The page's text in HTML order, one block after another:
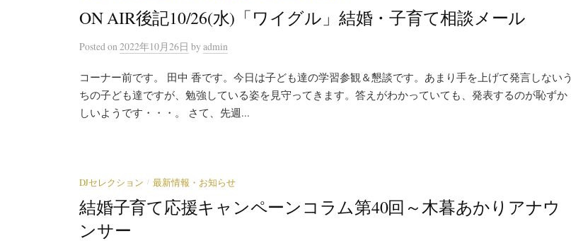
ON AIR後記10/26(水)「ワイグル」結婚・子育て相談メール
Postedon 2022年10月26日 by admin
コーナー前です。 田中 香です。今日は子ども達の学習参観＆懇談です。あまり手を上げて発言しないう
ちの子ども達ですが、勉強している姿を見守ってきます。答えがわかっていても、発表するのが恥ずか
しいようです・・・。 さて、先週...
DJセレクション / 最新情報・お知らせ
結婚子育て応援キャンペーンコラム第40回～木暮あかりアナウ
ンサー